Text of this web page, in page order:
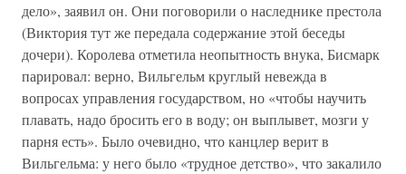
дело», заявил он. Они поговорили о наследнике престола
(Виктория тут же передала содержание этой беседы
дочери). Королева отметила неопытность внука, Бисмарк
парировал: верно, Вильгельм круглый невежда в
вопросах управления государством, но «чтобы научить
плавать, надо бросить его в воду; он выплывет, мозги у
парня есть». Было очевидно, что канцлер верит в
Вильгельма: у него было «трудное детство», что закалило